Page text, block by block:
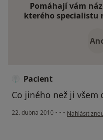
Pomáhají vám
kterého specialistu
Pacient
Co jiného než ji všem
22. dubna 2010 • • • podle názoru
Nahlásit